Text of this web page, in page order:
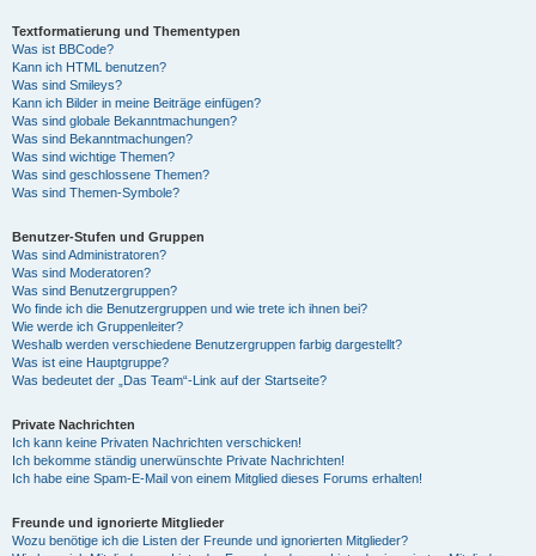
Textformatierung und Thementypen
Was ist BBCode?
Kann ich HTML benutzen?
Was sind Smileys?
Kann ich Bilder in meine Beiträge einfügen?
Was sind globale Bekanntmachungen?
Was sind Bekanntmachungen?
Was sind wichtige Themen?
Was sind geschlossene Themen?
Was sind Themen-Symbole?
Benutzer-Stufen und Gruppen
Was sind Administratoren?
Was sind Moderatoren?
Was sind Benutzergruppen?
Wo finde ich die Benutzergruppen und wie trete ich ihnen bei?
Wie werde ich Gruppenleiter?
Weshalb werden verschiedene Benutzergruppen farbig dargestellt?
Was ist eine Hauptgruppe?
Was bedeutet der „Das Team“-Link auf der Startseite?
Private Nachrichten
Ich kann keine Privaten Nachrichten verschicken!
Ich bekomme ständig unerwünschte Private Nachrichten!
Ich habe eine Spam-E-Mail von einem Mitglied dieses Forums erhalten!
Freunde und ignorierte Mitglieder
Wozu benötige ich die Listen der Freunde und ignorierten Mitglieder?